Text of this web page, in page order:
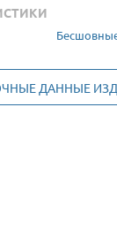
ДАННЫЕ